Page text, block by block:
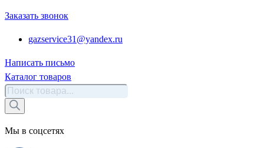
Заказать звонок
gazservice31@yandex.ru
Написать письмо
Каталог товаров
Поиск
товаров
Мы в соцсетях